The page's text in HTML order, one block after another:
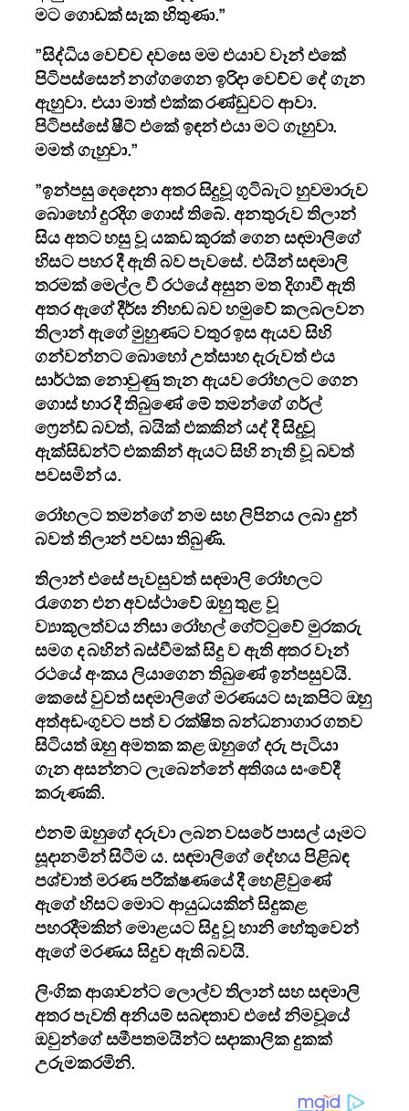
මට ගොඩක් සැක හිතුණා.”
”සිද්ධිය වෙච්ච දවසෙ මම එයාව වෑන් එකේ
පිටිපස්සෙන් නග්ගගෙන ඉරිදා වෙච්ච දේ ගැන
ඇහුවා. එයා මාත් එක්ක රණ්ඩුවට ආවා.
පිටිපස්සේ ෂීට් එකේ ඉඳන් එයා මට ගැහුවා.
මමත් ගැහුවා.”
”ඉන්පසු දෙදෙනා අතර සිදුවූ ගුටිබැට හුවමාරුව
බොහෝ දුරදිග ගොස් තිබේ. අනතුරුව තිලාන්
සිය අතට හසු වූ යකඩ කූරක් ගෙන සඳමාලිගේ
හිසට පහර දී ඇති බව පැවසේ. එයින් සඳමාලි
තරමක් මෙල්ල වී රථයේ අසුන මත දිගාවී ඇති
අතර ඇගේ දීර්ඝ නිහඬ බව හමුවේ කලබලවන
තිලාන් ඇගේ මුහුණට වතුර ඉස ඇයව සිහි
ගන්වන්නට බොහෝ උත්සාහ දැරුවත් එය
සාර්ථක නොවුණු තැන ඇයව රෝහලට ගෙන
ගොස් භාර දී තිබුණේ මේ තමන්ගේ ගර්ල්
ෆ්‍රෙන්ඩ් බවත්, බයික් එකකින් යද් දී සිදුවූ
ඇක්සිඩන්ට් එකකින් ඇයට සිහි නැති වූ බවත්
පවසමින් ය.
රෝහලට තමන්ගේ නම සහ ලිපිනය ලබා දුන්
බවත් තිලාන් පවසා තිබුණි.
තිලාන් එසේ පැවසුවත් සඳමාලි රෝහලට
රැගෙන එන අවස්ථාවේ ඔහු තුළ වූ
ව්‍යාකූලත්වය නිසා රෝහල් ගේට්ටුවේ මුරකරු
සමග ද බහින් බස්වීමක් සිදු ව ඇති අතර වෑන්
රථයේ අංකය ලියාගෙන තිබුණේ ඉන්පසුවයි.
කෙසේ වුවත් සඳමාලිගේ මරණයට සැකපිට ඔහු
අත්අඩංගුවට පත් ව රක්ෂිත බන්ධනාගාර ගතව
සිටියත් ඔහු අමතක කළ ඔහුගේ දරු පැටියා
ගැන අසන්නට ලැබෙන්නේ අතිශය සංවේදී
කරුණකි.
එනම් ඔහුගේ දරුවා ලබන වසරේ පාසල් යෑමට
සූදානමින් සිටීම ය. සඳමාලිගේ දේහය පිළිබඳ
පශ්චාත් මරණ පරීක්ෂණයේ දී හෙළිවුණේ
ඇගේ හිසට මොට ආයුධයකින් සිදුකළ
පහරදීමකින් මොළයට සිදු වූ හානි හේතුවෙන්
ඇගේ මරණය සිදුව ඇති බවයි.
ලිංගික ආශාවන්ට ලොල්ව තිලාන් සහ සඳමාලි
අතර පැවති අනියම් සබඳතාව එසේ නිමවූයේ
ඔවුන්ගේ සමීපතමයින්ට සදාකාලික දුකක්
උරුමකරමිනි.